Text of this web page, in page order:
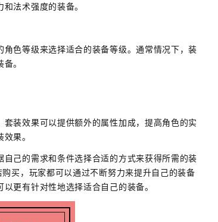
法术强度的装备。
色等级来选择适合的装备等级。通常情况下，装
。
装效果可以提供额外的属性加成，提高角色的实
果。
己的需求和条件选择合适的方式来获得所需的装
买，玩家都可以通过不断努力来提升自己的装备
更有针对性地选择适合自己的装备。